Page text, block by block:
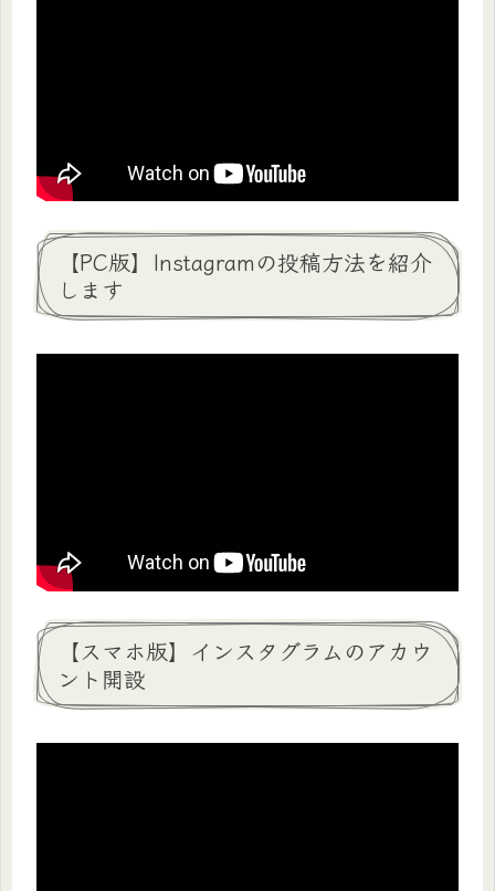
【PC版】Instagramの投稿方法を紹介
します
【スマホ版】インスタグラムのアカウ
ント開設